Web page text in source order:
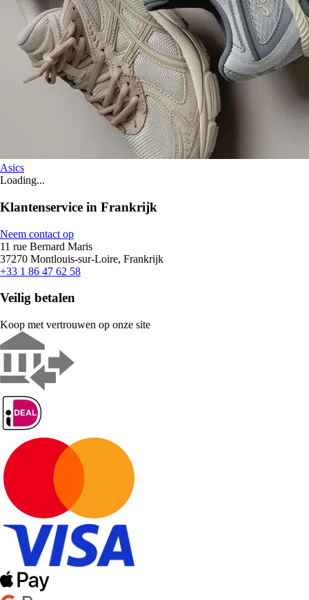
Asics
Loading...
Klantenservice in Frankrijk
Neem contact op
11 rue Bernard Maris
37270 Montlouis-sur-Loire, Frankrijk
+33 1 86 47 62 58
Veilig betalen
Koop met vertrouwen op onze site